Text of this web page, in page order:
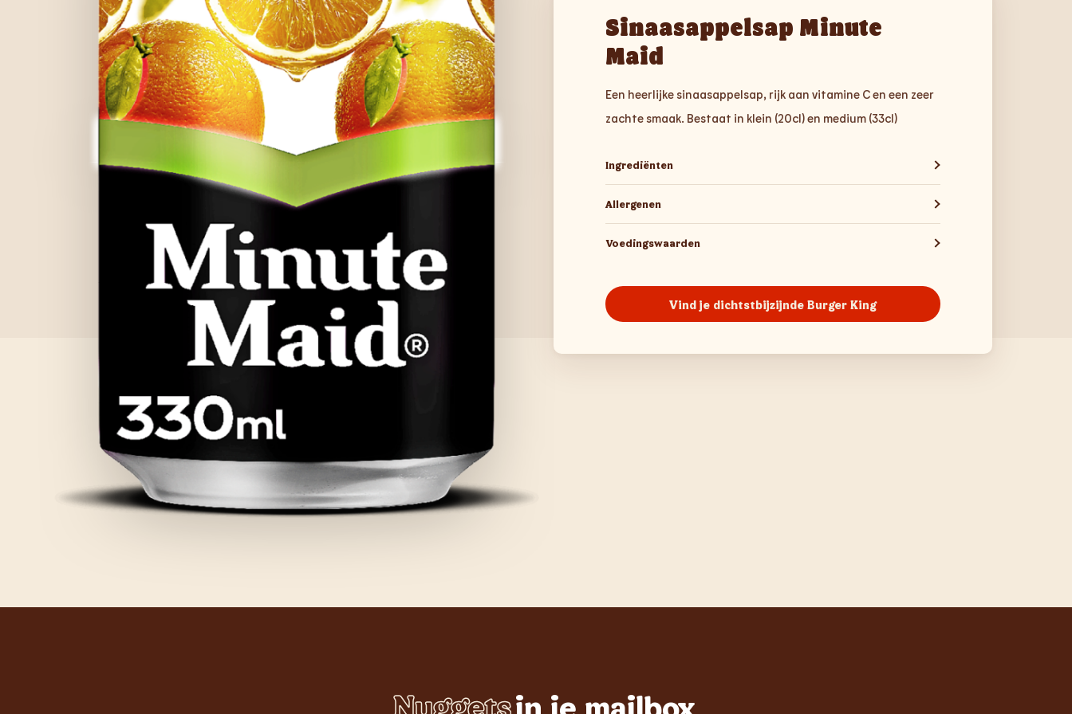
Sinaasappelsap Minute
Maid
Een heerlijke sinaasappelsap, rijk aan vitamine C en een zeer
zachte smaak. Bestaat in klein (20cl) en medium (33cl)
Ingrediënten
Allergenen
Voedingswaarden
Vind je dichtstbijzijnde Burger King
Nuggetsin je mailbox